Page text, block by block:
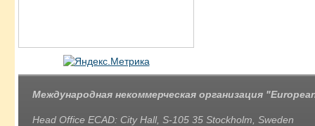
Международная некоммерческая организация
Head Office ECAD: City Hall, S-105 35 Stockholm, Sweden